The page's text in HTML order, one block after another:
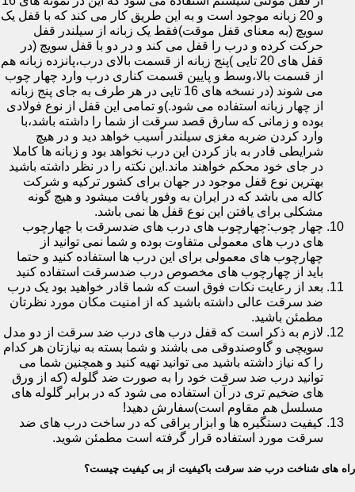
و 20 زبانه موجود است و به این طریق کار می کند که با قفل یک
سویچ (به معنای قفل موقت)فقط یک زبانه از سیلندر قفل
حرکت کرده و درب را قفل می کند و در دو با قفل سویچ (در
قفل های 20 تایی )پنج زبانه از قسمت بالای درب،پانزده زبانه هم
از قسمت بالا،وسط و پایین قسمت کناری درب وارد چهار چوب
می شوند (در نسخه های 16 تایی در هر طرف به جای پنج زبانه
از چهار زبانه استفاده می شود.)و تمامی این قفل از نوع فولادی
بوده و زمانی که سارق قصد سرقت از شما را داشته باشد،با
وارد کردن ضربه مغزی سیلندر آسیب خواهد دید و در هیچ
شرایطی قادر به باز کردن این درب نخواهد بود و زبانه ها کاملا
در جای خود محکم خواهند ماند.این نکته را در نظر داشته باشید
بهترین نوع قفل موجود در جهان برای کشور ترکیه و شرکت
کاله می باشد که در ایران به وفور یافت میشود و هیچ گونه
مشکلی برای یافتن این نوع قفل ها نمی باشد.
چهار چوب:چهارچوب های درب های ضدسرقت با چهارچوب
های درب های معمولی متفاوت بوده و شما نمی توانید از
چهارچوب های معمولی برای این درب ها استفاده کنید و حتما
باید از چهارچوب های مخصوص درب ضدسرقت استفاده کنید
بعد از رعایت نکات فوق است که شما قادر خواهید بود یک درب
ضد سرقت عالی داشته باشید که از امنیت مکان مورد نظرتان
مطمئن باشید.
لازم به ذکر است که قفل درب های درب ضد سرقت از دو مدل
سویچی و گاوصندوقی می باشند و شما بسته به نیازتان هر کدام
را که نیاز داشته باشید می توانید تهیه کنید و همچنین شما می
توانید درب ضد سرقت خود را به صورت ضد گلوله (که از ورق
های ضخیم تری در آن استفاده می شود که در برابر گلوله های
مسلسل هم مقاوم است)سفارش دهید!
کیفیت دستگیره ها و ابزار یراقی که در ساخت درب های ضد
سرقت مورد استفاده قرار گرفته است مطمئن شوید.
راه های شناخت درب ضد سرقت باکیفیت از بی کیفیت چیست؟